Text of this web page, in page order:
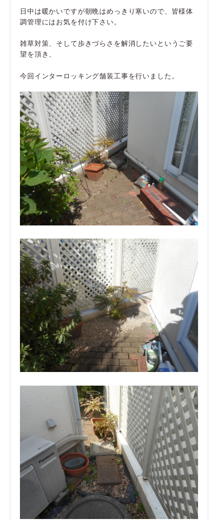
日中は暖かいですが朝晩はめっきり寒いので、皆様体
調管理にはお気を付け下さい。
雑草対策、そして歩きづらさを解消したいというご要
望を頂き、
今回インターロッキング舗装工事を行いました。